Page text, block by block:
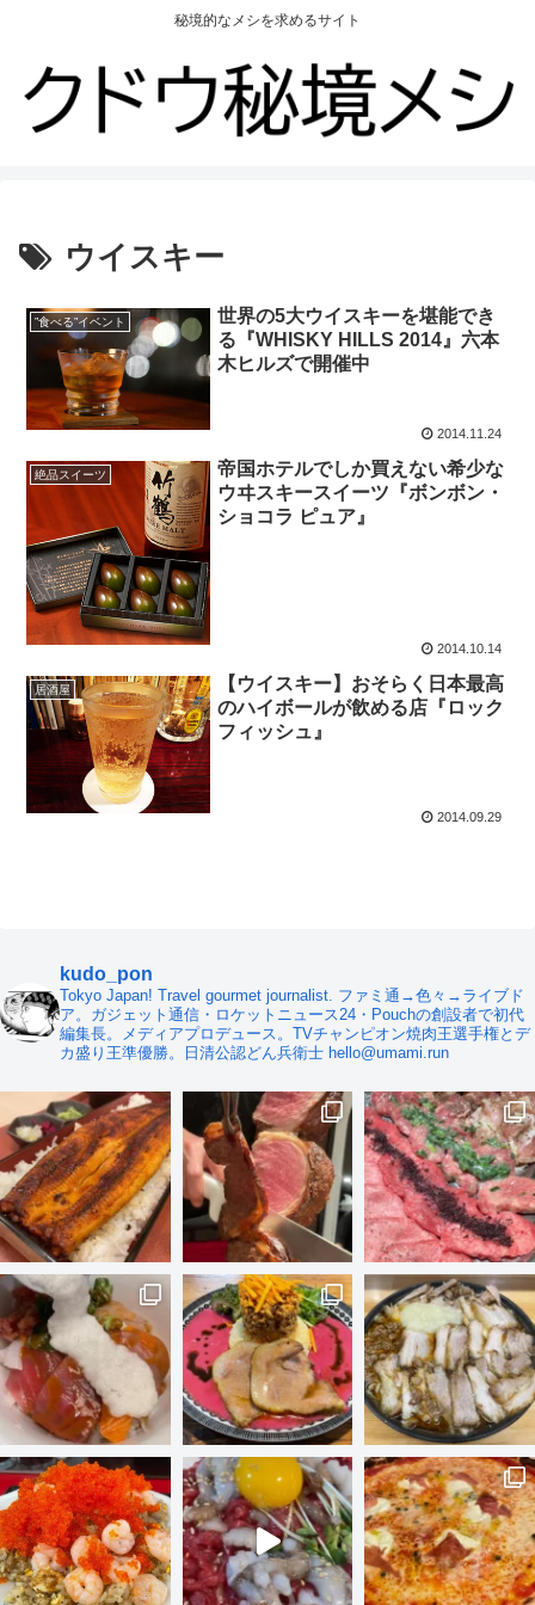
秘境的なメシを求めるサイト
ウイスキー
”食べる”イベント
世界の5大ウイスキーを堪能でき
る『WHISKY HILLS 2014』六本
木ヒルズで開催中
2014.11.24
絶品スイーツ
帝国ホテルでしか買えない希少な
ウヰスキースイーツ『ボンボン・
ショコラ ピュア』
2014.10.14
居酒屋
【ウイスキー】おそらく日本最高
のハイボールが飲める店『ロック
フィッシュ』
2014.09.29
kudo_pon
Tokyo Japan! Travel gourmet journalist. ファミ通→色々→ライブド
ア。ガジェット通信・ロケットニュース24・Pouchの創設者で初代
編集長。メディアプロデュース。TVチャンピオン焼肉王選手権とデ
カ盛り王準優勝。日清公認どん兵衛士 hello@umami.run